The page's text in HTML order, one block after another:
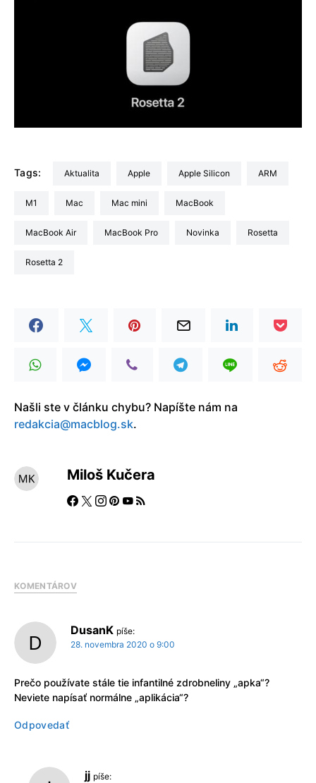
Tags: aktualita Apple Apple Silicon ARM
M1 Mac Mac mini MacBook
MacBook Air MacBook Pro Novinka Rosetta
Rosetta 2
Našli ste v článku chybu? Napíšte nám na
redakcia@macblog.sk.
Miloš Kučera
KOMENTÁROV
DusanK píše:
28. novembra 2020 o 9:00
Prečo používate stále tie infantilné zdrobneliny „apka“?
Neviete napísať normálne „aplikácia“?
Odpovedať
jj píše: